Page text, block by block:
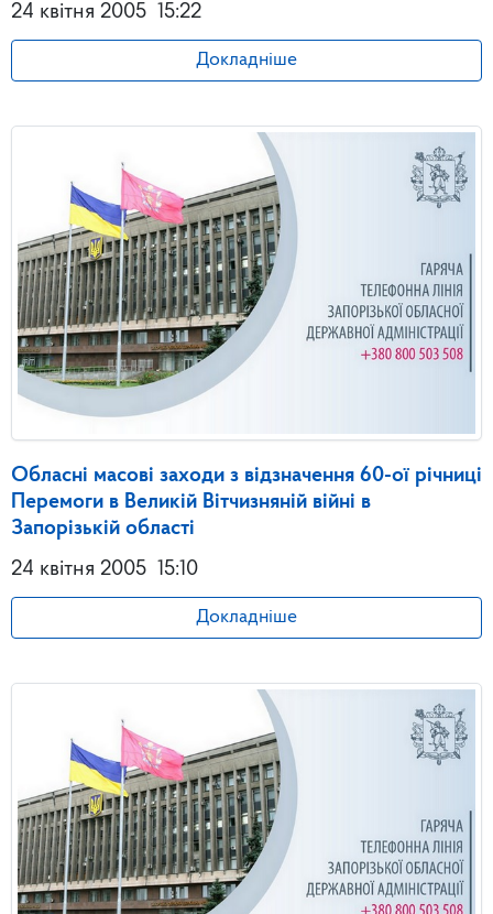
24 квітня 2005 15:22
Докладніше
Oбласні масові заходи з відзначення 60-ої річниці
Перемоги в Великій Вітчизняній війні в
Запорізькій області
24 квітня 2005 15:10
Докладніше